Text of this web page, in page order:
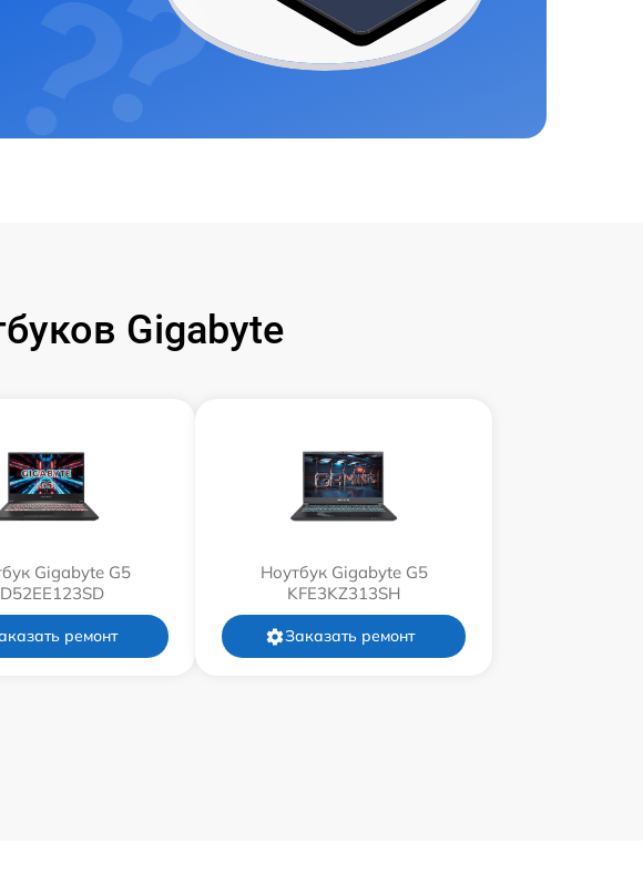
Gigabyte
Gigabyte G5
ремонт
Ноутбук Gigabyte G5
KFE3KZ313SH
Заказать ремонт